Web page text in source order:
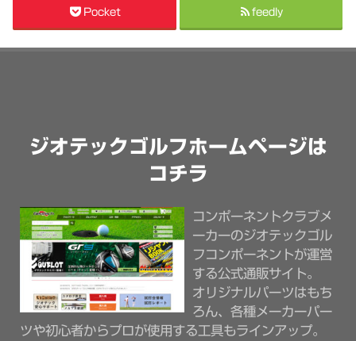
Pocket feedly
ジオテックゴルフホームページは
コチラ
コンポーネントクラブメ
ーカーのジオテックゴル
フコンポーネントが運営
する公式通販サイト。
オリジナルパーツはもち
ろん、各種メーカーパー
ツや初心者からプロが使用する工具もラインアップ。